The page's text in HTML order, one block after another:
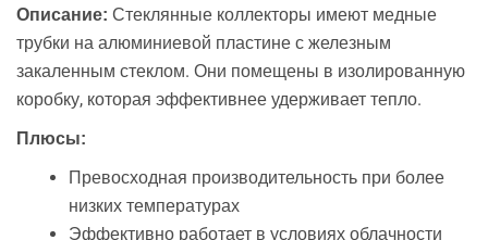
Описание: Стеклянные коллекторы имеют медные
трубки на алюминиевой пластине с железным
закаленным стеклом. Они помещены в изолированную
коробку, которая эффективнее удерживает тепло.
Плюсы:
Превосходная производительность при более
низких температурах
Эффективно работает в условиях облачности